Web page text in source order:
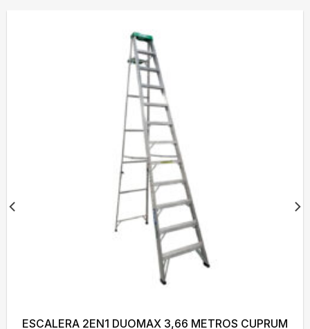
ESCALERA 2EN1 DUOMAX 3,66 METROS CUPRUM